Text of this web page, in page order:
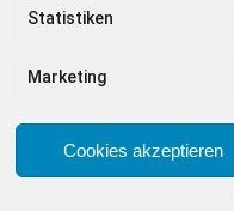
Statistiken
Marketing
Cookies akzeptieren